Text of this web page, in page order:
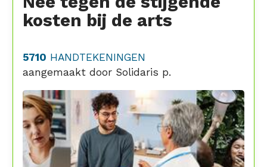
kosten bij de arts
5710 HANDTEKENINGEN
aangemaakt door Solidaris p.